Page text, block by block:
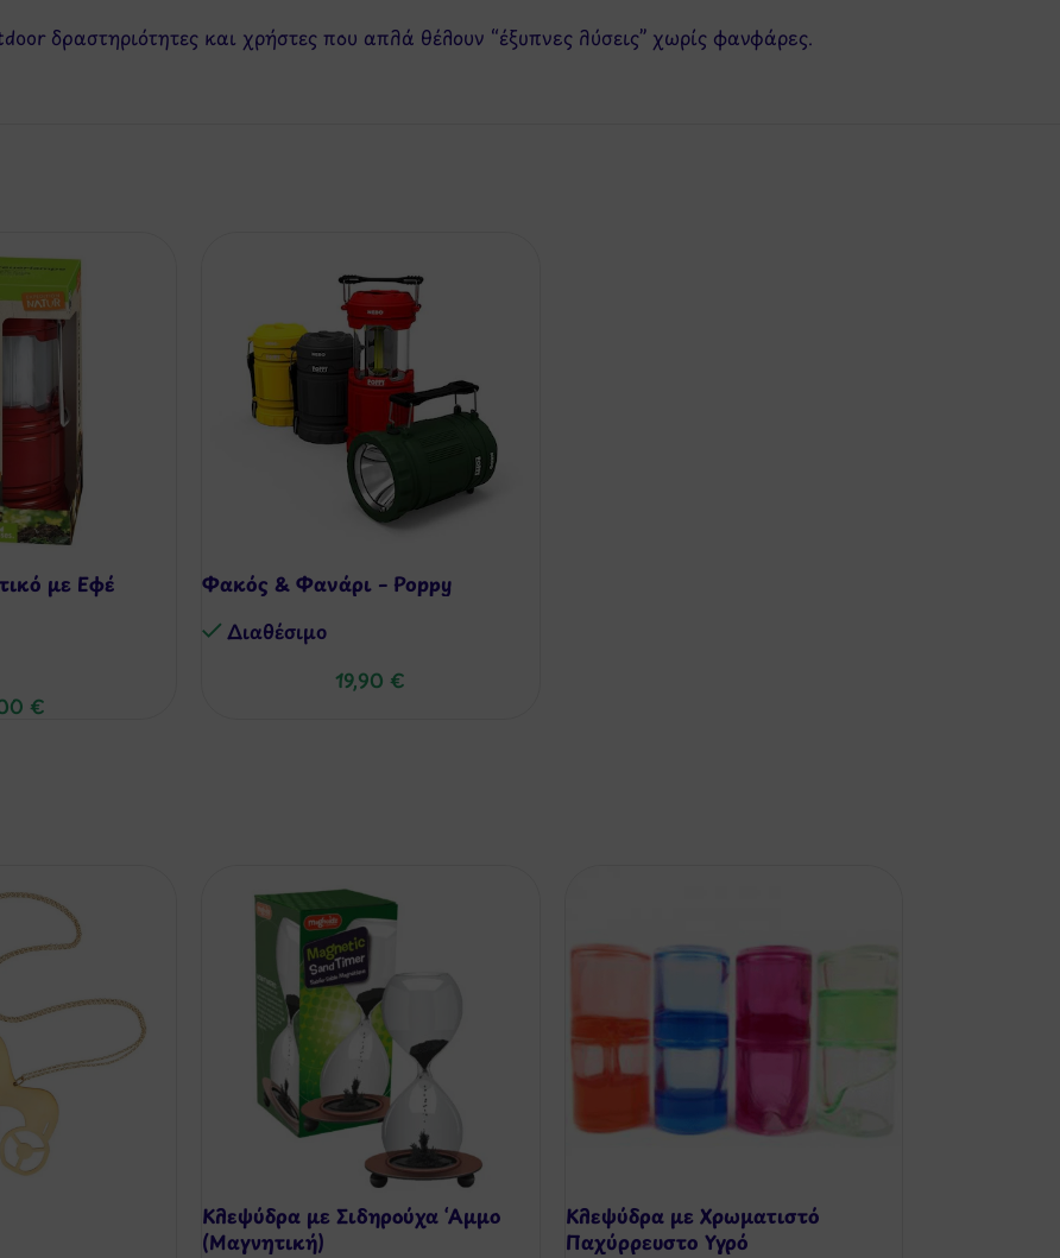
δραστηριότητες και χρήστες που απλά θέλουν “έξυπνες λύσεις” χωρίς φανφάρες.
με Εφέ
€
Φακός & Φανάρι – Poppy
Διαθέσιμo
19,90€
Κλεψύδρα με Σιδηρούχα ‘Αμμο
(Μαγνητική)
Κλεψύδρα με Χρωματιστό
Παχύρρευστο Υγρό